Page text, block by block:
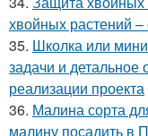
хвойных растений
35. Школка или
задачи и
реализации проекта
36. Малина сорта
малину посадить в